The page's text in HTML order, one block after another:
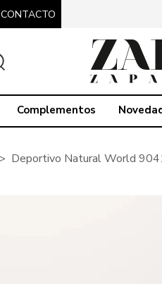
CONTACTO
Complementos
Deportivo Natural World